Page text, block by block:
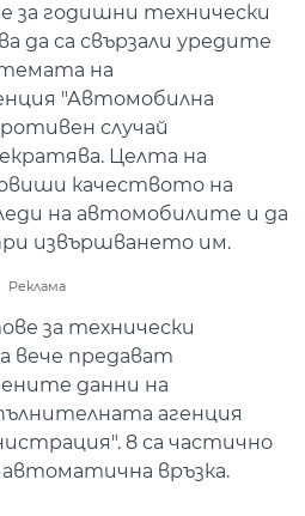
годишни технически
да са свързали уредите
на
"Автомобилна
случай
Целта на
качеството на
на автомобилите и да
извършването им.
Реклама
за технически
вече предават
данни на
агенция
8 са частично
връзка.